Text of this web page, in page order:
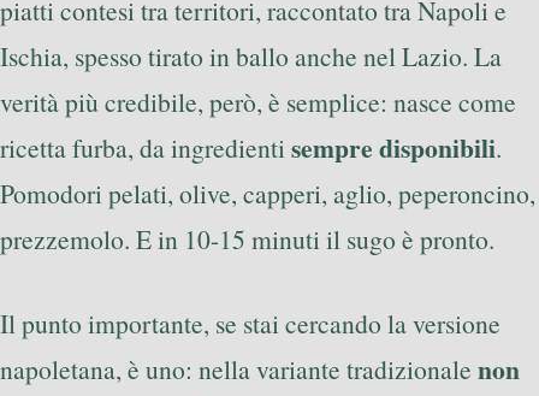
piatti contesi tra territori, raccontato tra Napoli e
Ischia, spesso tirato in ballo anche nel Lazio. La
verità più credibile, però, è semplice: nasce come
ricetta furba, da ingredientisempre disponibili.
Pomodori pelati, olive, capperi, aglio, peperoncino,
prezzemolo. E in 10-15 minuti il sugo è pronto.
Il punto importante, se stai cercando la versione
napoletana, è uno: nella variante tradizionale non